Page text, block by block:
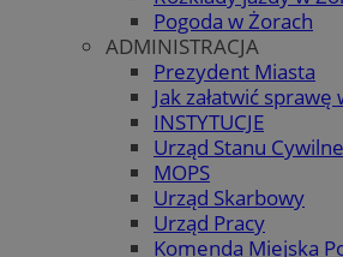
Pogoda w Żorach
ADMINISTRACJA
Prezydent Miasta
Jak załatwić
INSTYTUCJE
Urząd Stanu
MOPS
Urząd Skarbowy
Urząd Pracy
Komenda Miejska